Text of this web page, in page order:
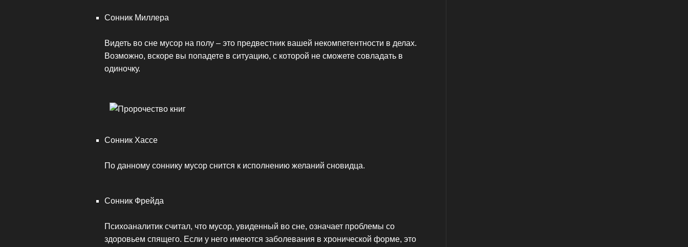
Сонник Миллера
Видеть во сне мусор на полу – это предвестник вашей некомпетентности в делах.
Возможно, вскоре вы попадете в ситуацию, с которой не сможете совладать в
одиночку.
Сонник Хассе
По данному соннику мусор снится к исполнению желаний сновидца.
Сонник Фрейда
Психоаналитик считал, что мусор, увиденный во сне, означает проблемы со
здоровьем спящего. Если у него имеются заболевания в хронической форме, это